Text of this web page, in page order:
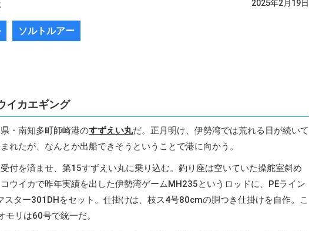
2025年2月19日
ソルトルアー
イカエギング
・南知多町師崎港のすずえい丸だ。正月明け、伊勢湾では荒れる日が続いて
れたが、なんとか出船できそうということで港に向かう。
付を済ませ、第15すずえい丸に乗り込む。釣り座は空いていた操舵室斜め
ウイカで昨年実績を出した伊勢湾ゲームMH235というロッドに、PEライン
スター301DHをセット。仕掛けは、枝ス4号80cmの胴つき仕掛けを自作。こ
リは60号で統一だ。